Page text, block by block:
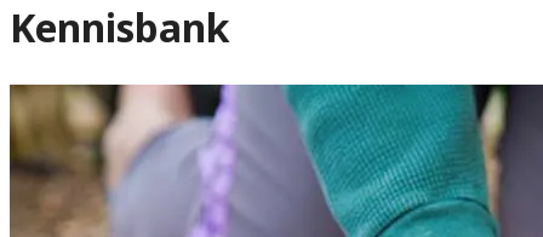
Kennisbank